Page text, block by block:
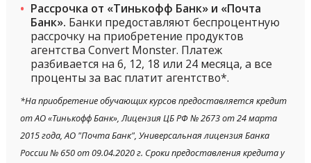
Рассрочка от «Тинькофф Банк» и «Почта
Банк». Банки предоставляют беспроцентную
рассрочку на приобретение продуктов
агентства Convert Monster. Платеж
разбивается на 6, 12, 18 или 24 месяца, а все
проценты за вас платит агентство*.
*На приобретение обучающих курсов предоставляется кредит
от АО «Тинькофф Банк», Лицензия ЦБ РФ № 2673 от 24 марта
2015 года, АО "Почта Банк", Универсальная лицензия Банка
России № 650 от 09.04.2020 г. Сроки предоставления кредита у